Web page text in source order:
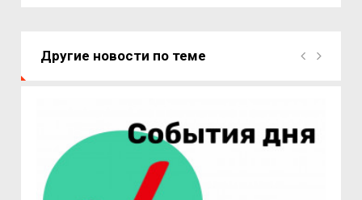
Другие новости по теме